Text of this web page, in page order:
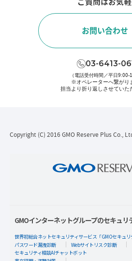
ご質問はお気
お問い合わせ
03-6413-
（電話受付時間／平日9:00-
※オペレーターへ繋がり
担当より折り返しさせていた
Copyright (C) 2016 GMO Reserve Plus Co.,
GMOインターネットグループのセキュリ
世界初総合ネットセキュリティサービス「GMOセキュリ
パスワード漏洩診断
Webサイトリスク診断
セキュリティ相談AIチャットボット